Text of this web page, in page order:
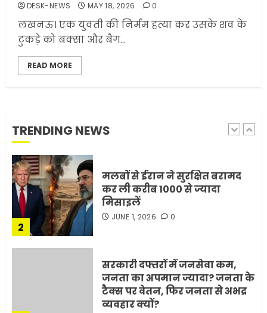
DESK-NEWS MAY 18, 2026 0
लखनऊ। एक युवती की निर्मम हत्या कर उसके शव के
टुकड़े को बक्सा और बैग...
READ MORE
TRENDING NEWS
5
ट्रंप ने किया एलान
FEBRUARY 3, 2026 0
1
2
मलबों से ईरान ने सुरक्षित बरामद
कर ली करीब 1000 से ज्यादा
मिसाइलें
JUNE 1, 2026 0
सरकारी दफ्तरों में जनसेवा कम,
जनता का अपमान ज्यादा? जनता के
टैक्स पर वेतन, फिर जनता से अभद्र
व्यवहार क्यों?